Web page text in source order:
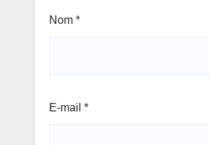
Nom *
E-mail *